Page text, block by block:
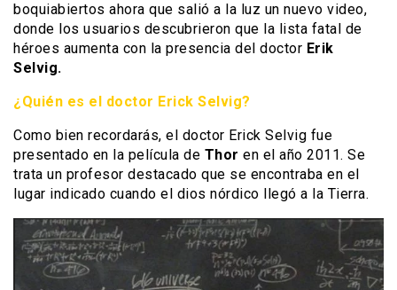
boquiabiertos ahora que salió a la luz un nuevo video,
donde los usuarios descubrieron que la lista fatal de
héroes aumenta con la presencia del doctor Erik
Selvig.
¿Quién es el doctor Erick Selvig?
Como bien recordarás, el doctor Erick Selvig fue
presentado en la película de Thor en el año 2011. Se
trata un profesor destacado que se encontraba en el
lugar indicado cuando el dios nórdico llegó a la Tierra.